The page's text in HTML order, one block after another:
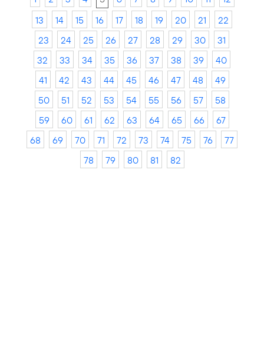
13
14 15 16 17 18 19 20 21
22
23
24 25 26 27 28 29 30
31
32
33 34 35 36 37 38 39
40
41
42 43 44 45 46 47 48
49
50
51 52 53 54 55 56 57
58
59
60 61 62 63 64 65 66
67
68
69 70 71 72 73 74 75 76
77
78
79 80 81 82